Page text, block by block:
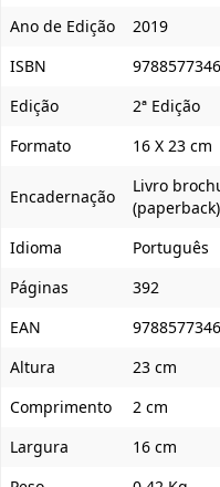
Ano de Edição
2019
ISBN
Edição
2ª Edição
Formato
16 X 23 cm
Encadernação
Livro
(paperback)
Idioma
Português
Páginas
392
EAN
Altura
23 cm
Comprimento
2 cm
Largura
16 cm